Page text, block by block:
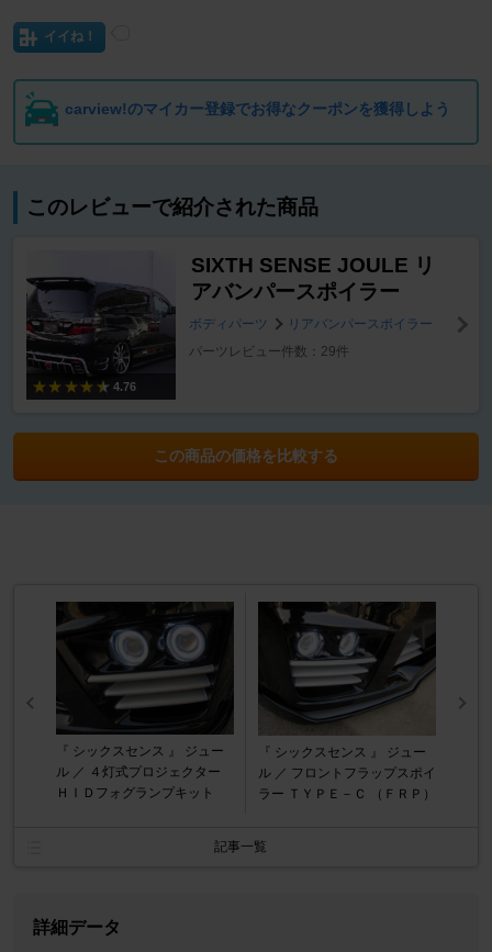
イイね！
carview!のマイカー登録でお得なクーポンを獲得しよう
このレビューで紹介された商品
4.76
SIXTH SENSE JOULE リ
アバンパースポイラー
ボディパーツ
リアバンパースポイラー
パーツレビュー件数：29件
この商品の価格を比較する
『 シックスセンス 』 ジュー
ル ／ ４灯式プロジェクター
ＨＩＤフォグランプキット
『 シックスセンス 』 ジュー
ル ／ フロントフラップスポイ
ラー ＴＹＰＥ－Ｃ （ＦＲＰ）
記事一覧
詳細データ